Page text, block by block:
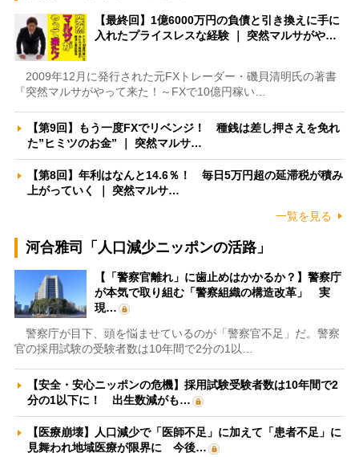
【最終回】1億6000万円の負債と引き換えに手に
入れたプライスレスな経験 ｜ 突然マルサがや…
2009年12月に発行された元FXトレーダー・磯貝清明氏の著書
『突然マルサがやって来た！～FXで10億円稼い…
【第9回】もう一度FXでリベンジ！ 種銭は差し押さえを免れ
た”ヒミツのお金” ｜ 突然マルサ…
【第8回】年利はなんと14.6％！ 毎日5万円超の延滞税が積み
上がっていく ｜ 突然マルサ…
一覧を見る
河合雅司「人口減少ニッポンの活路」
【「警察官離れ」に歯止めはかかるか？】警察庁
が本気で取り組む「警察組織の構造改革」 実
現…
警察庁が目下、頭を悩ませているのが「警察官不足」だ。警察
官の採用試験の受験者数は10年間で2分の1以…
【安全・安心ニッポンの危機】採用試験受験者数は10年間で2
分の1以下に！ 出生数減がも…
【医療崩壊】人口減少で「医師不足」に加えて「患者不足」に
見舞われ地域医療が限界に 今後…